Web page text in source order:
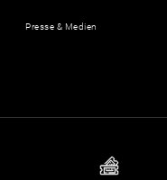
Presse & Medien